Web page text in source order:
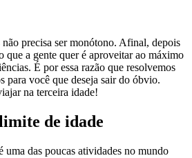
precisa ser monótono. Afinal, depois
que a gente quer é aproveitar ao máximo
É por essa razão que resolvemos
para você que deseja sair do óbvio.
na terceira idade!
de idade
uma das poucas atividades no mundo